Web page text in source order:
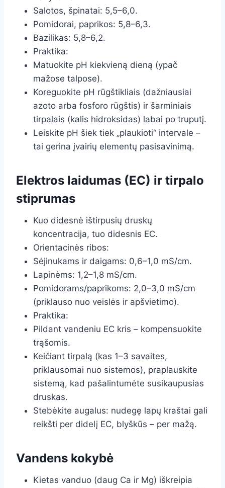
Salotos, špinatai: 5,5–6,0.
Pomidorai, paprikos: 5,8–6,3.
Bazilikas: 5,8–6,2.
Praktika:
Matuokite pH kiekvieną dieną (ypač
mažose talpose).
Koreguokite pH rūgštikliais (dažniausiai
azoto arba fosforo rūgštis) ir šarminiais
tirpalais (kalis hidroksidas) labai po truputį.
Leiskite pH šiek tiek „plaukioti“ intervale –
tai gerina įvairių elementų pasisavinimą.
Elektros laidumas (EC) ir tirpalo
stiprumas
Kuo didesnė ištirpusių druskų
koncentracija, tuo didesnis EC.
Orientacinės ribos:
Sėjinukams ir daigams: 0,6–1,0 mS/cm.
Lapinėms: 1,2–1,8 mS/cm.
Pomidorams/paprikoms: 2,0–3,0 mS/cm
(priklauso nuo veislės ir apšvietimo).
Praktika:
Pildant vandeniu EC kris – kompensuokite
trąšomis.
Keičiant tirpalą (kas 1–3 savaites,
priklausomai nuo sistemos), praplauskite
sistemą, kad pašalintumėte susikaupusias
druskas.
Stebėkite augalus: nudegę lapų kraštai gali
reikšti per didelį EC, blyškūs – per mažą.
Vandens kokybė
Kietas vanduo (daug Ca ir Mg) iškreipia